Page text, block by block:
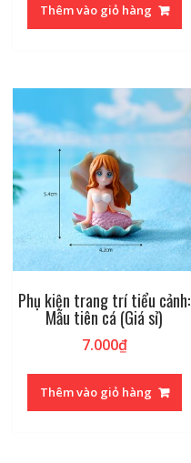
Thêm vào giỏ hàng
Phụ kiện trang trí tiểu cảnh:
Mẫu tiên cá (Giá sỉ)
7.000₫
Thêm vào giỏ hàng